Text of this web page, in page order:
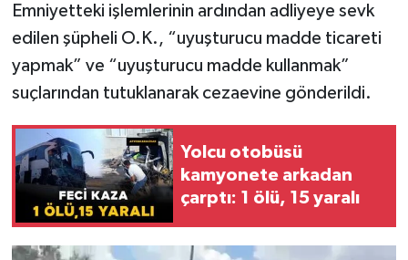
Emniyetteki işlemlerinin ardından adliyeye sevk
edilen şüpheli O.K., “uyuşturucu madde ticareti
yapmak” ve “uyuşturucu madde kullanmak”
suçlarından tutuklanarak cezaevine gönderildi.
Yolcu otobüsü
kamyonete arkadan
çarptı: 1 ölü, 15 yaralı